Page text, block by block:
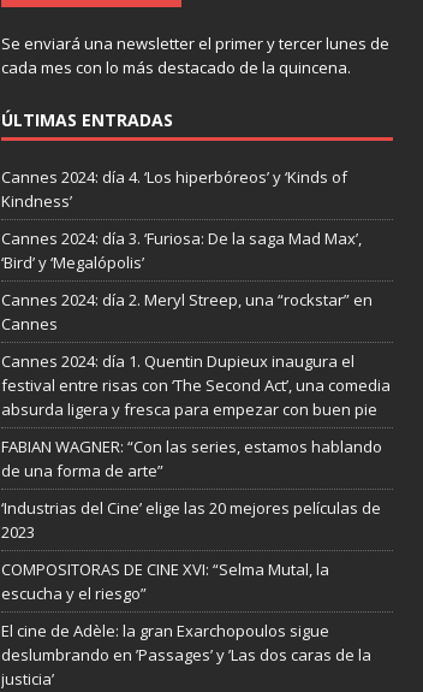
Se enviará una newsletter el primer y tercer lunes de
cada mes con lo más destacado de la quincena.
ÚLTIMAS ENTRADAS
Cannes 2024: día 4. ‘Los hiperbóreos’ y ‘Kinds of
Kindness’
Cannes 2024: día 3. ‘Furiosa: De la saga Mad Max’,
‘Bird’ y ‘Megalópolis’
Cannes 2024: día 2. Meryl Streep, una “rockstar” en
Cannes
Cannes 2024: día 1. Quentin Dupieux inaugura el
festival entre risas con ‘The Second Act’, una comedia
absurda ligera y fresca para empezar con buen pie
FABIAN WAGNER: “Con las series, estamos hablando
de una forma de arte”
‘Industrias del Cine’ elige las 20 mejores películas de
2023
COMPOSITORAS DE CINE XVI: “Selma Mutal, la
escucha y el riesgo”
El cine de Adèle: la gran Exarchopoulos sigue
deslumbrando en ’Passages’ y ’Las dos caras de la
justicia’